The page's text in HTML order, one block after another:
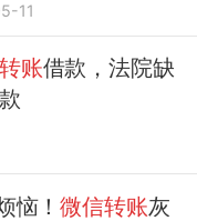
11
账借款，法院缺
恼！微信转账灰